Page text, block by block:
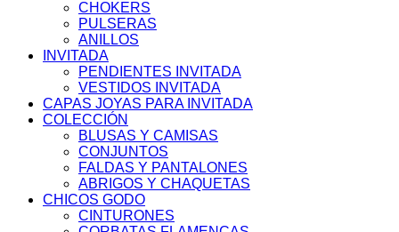
CHOKERS
PULSERAS
ANILLOS
INVITADA
PENDIENTES INVITADA
VESTIDOS INVITADA
CAPAS JOYAS PARA INVITADA
COLECCIÓN
BLUSAS Y CAMISAS
CONJUNTOS
FALDAS Y PANTALONES
ABRIGOS Y CHAQUETAS
CHICOS GODO
CINTURONES